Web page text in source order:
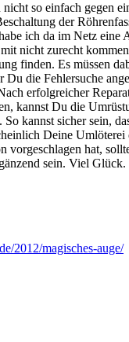
so einfach gegen
der
ich da im Netz eine
nicht zurecht
finden. Es müssen
Du die Fehlersuche
erfolgreicher
kannst Du die
kannst sicher sein,
Deine Umlöterei
vorgeschlagen hat,
sein. Viel Glück.
2012/magisches-auge/